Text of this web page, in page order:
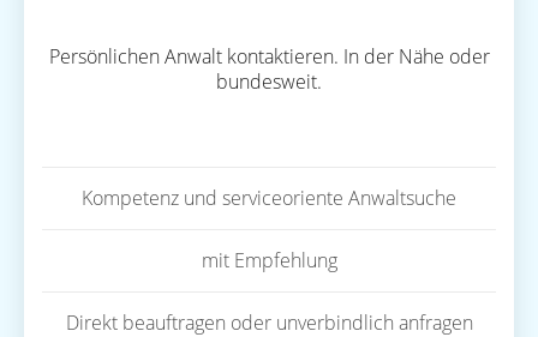
Persönlichen Anwalt kontaktieren. In der Nähe oder
bundesweit.
Kompetenz und serviceoriente Anwaltsuche
mit Empfehlung
Direkt beauftragen oder unverbindlich anfragen